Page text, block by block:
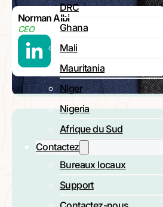
DRC
Ghana
Mali
Mauritania
Niger
Nigeria
Afrique du Sud
Contactez
Bureaux locaux
Support
Norman Albi
CEO